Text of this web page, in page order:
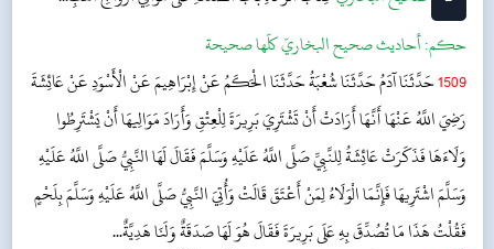
حکم:أحاديث صحيح البخاريّ كلّها صحيحة
1509حَدَّثَنَا آدَمُ حَدَّثَنَا شُعْبَةُ حَدَّثَنَا الْحَكَمُ عَنْ إِبْرَاهِيمَ عَنْ الْأَسْوَدِ عَنْ عَائِشَةَ
رَضِيَ اللَّهُ عَنْهَا أَنَّهَا أَرَادَتْ أَنْ تَشْتَرِيَ بَرِيرَةَ لِلْعِتْقِ وَأَرَادَ مَوَالِيهَا أَنْ يَشْتَرِطُوا
وَلَاءَهَا فَذَكَرَتْ عَائِشَةُ لِلنَّبِيِّ صَلَّى اللَّهُ عَلَيْهِ وَسَلَّمَ فَقَالَ لَهَا النَّبِيُّ صَلَّى اللَّهُ عَلَيْهِ
وَسَلَّمَ اشْتَرِيهَا فَإِنَّمَا الْوَلَاءُ لِمَنْ أَعْتَقَ قَالَتْ وَأُتِيَ النَّبِيُّ صَلَّى اللَّهُ عَلَيْهِ وَسَلَّمَ بِلَحْمٍ
فَقُلْتُ هَذَا مَا تُصُدِّقَ بِهِ عَلَى بَرِيرَةَ فَقَالَ هُوَ لَهَا صَدَقَةٌ وَلَنَا هَدِيَّةٌ...